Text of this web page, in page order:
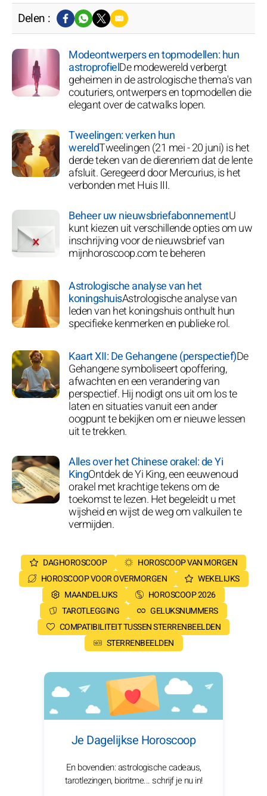
Delen :
Modeontwerpers en topmodellen: hun
astroprofielDe modewereld verbergt
geheimen in de astrologische thema's van
couturiers, ontwerpers en topmodellen die
elegant over de catwalks lopen.
Tweelingen: verken hun
wereldTweelingen (21 mei - 20 juni) is het
derde teken van de dierenriem dat de lente
afsluit. Geregeerd door Mercurius, is het
verbonden met Huis III.
Beheer uw nieuwsbriefabonnementU
kunt kiezen uit verschillende opties om uw
inschrijving voor de nieuwsbrief van
mijnhoroscoop.com te beheren
Astrologische analyse van het
koningshuisAstrologische analyse van
leden van het koningshuis onthult hun
specifieke kenmerken en publieke rol.
Kaart XII: De Gehangene (perspectief)De
Gehangene symboliseert opoffering,
afwachten en een verandering van
perspectief. Hij nodigt ons uit om los te
laten en situaties vanuit een ander
oogpunt te bekijken om er nieuwe lessen
uit te trekken.
Alles over het Chinese orakel: de Yi
KingOntdek de Yi King, een eeuwenoud
orakel met krachtige tekens om de
toekomst te lezen. Het begeleidt u met
wijsheid en wijst de weg om valkuilen te
vermijden.
DAGHOROSCOOP
HOROSCOOP VAN MORGEN
HOROSCOOP VOOR OVERMORGEN
WEKELIJKS
MAANDELIJKS
HOROSCOOP 2026
TAROTLEGGING
GELUKSNUMMERS
COMPATIBILITEIT TUSSEN STERRENBEELDEN
STERRENBEELDEN
Je Dagelijkse Horoscoop
En bovendien: astrologische cadeaus,
tarotlezingen, bioritme... schrijf je nu in!